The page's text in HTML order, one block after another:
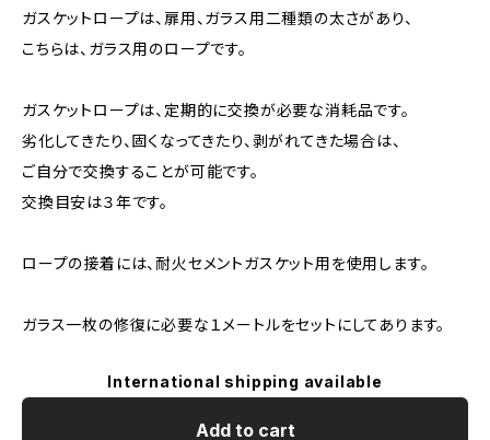
ガスケットロープは、扉用、ガラス用二種類の太さがあり、
こちらは、ガラス用のロープです。
ガスケットロープは、定期的に交換が必要な消耗品です。
劣化してきたり、固くなってきたり、剥がれてきた場合は、
ご自分で交換することが可能です。
交換目安は３年です。
ロープの接着には、耐火セメントガスケット用を使用します。
ガラス一枚の修復に必要な１メートルをセットにしてあります。
International shipping available
Add to cart